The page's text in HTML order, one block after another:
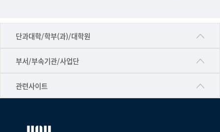
단과대학/학부(과)/대학원
■인문대학
▷국어국문학부
▷일본어·일본학과
▷프랑스어·프랑스학과
부서/부속기관/사업단
공동기기센터
공학교육혁신센터
관련사이트
건강가정지원센터
교수협의회